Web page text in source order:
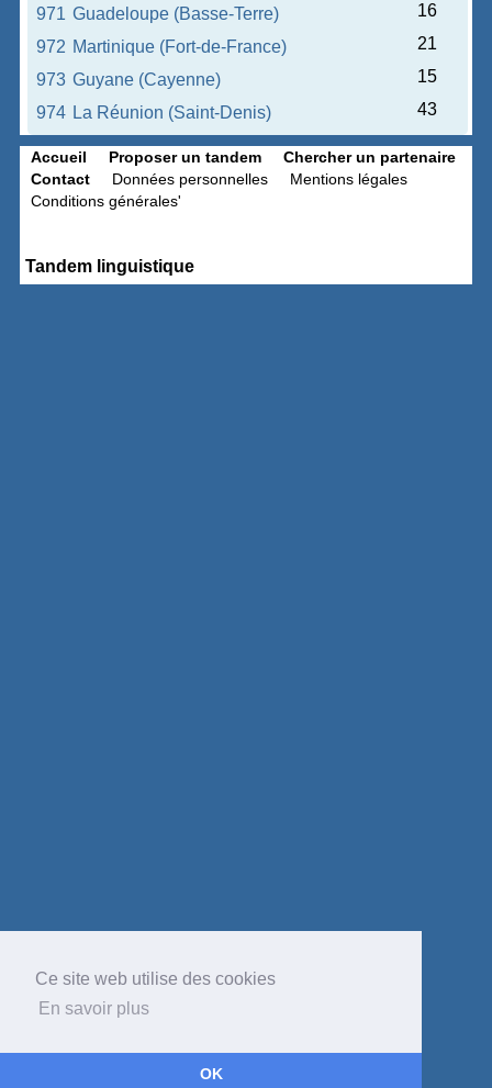
Ce site web utilise des cookies
En savoir plus
OK
971 Guadeloupe (Basse-Terre)
16
972 Martinique (Fort-de-France)
21
973 Guyane (Cayenne)
15
974 La Réunion (Saint-Denis) 43
Accueil Proposer un tandem
Chercher un partenaire
Contact
Données personnelles
Mentions légales
Conditions générales'
Tandem linguistique